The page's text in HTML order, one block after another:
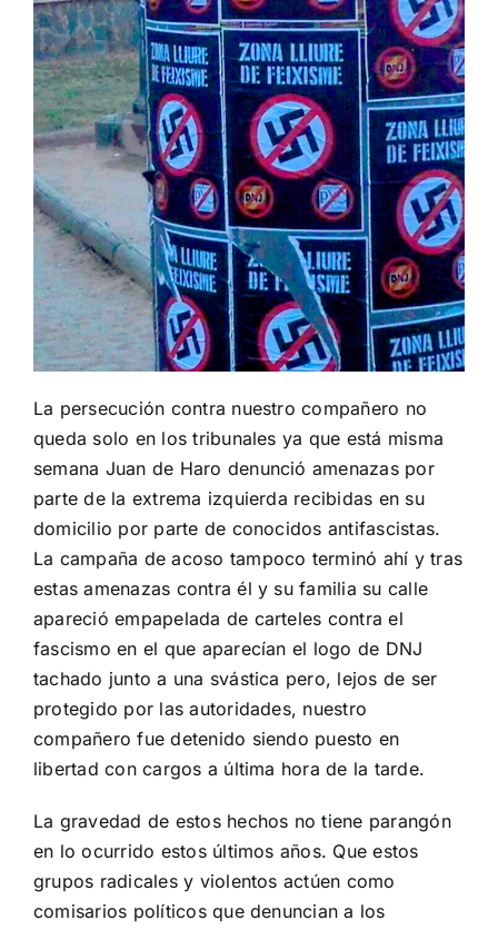
La persecución contra nuestro compañero no
queda solo en los tribunales ya que está misma
semana Juan de Haro denunció amenazas por
parte de la extrema izquierda recibidas en su
domicilio por parte de conocidos antifascistas.
La campaña de acoso tampoco terminó ahí y tras
estas amenazas contra él y su familia su calle
apareció empapelada de carteles contra el
fascismo en el que aparecían el logo de DNJ
tachado junto a una svástica pero, lejos de ser
protegido por las autoridades, nuestro
compañero fue detenido siendo puesto en
libertad con cargos a última hora de la tarde.
La gravedad de estos hechos no tiene parangón
en lo ocurrido estos últimos años. Que estos
grupos radicales y violentos actúen como
comisarios políticos que denuncian a los